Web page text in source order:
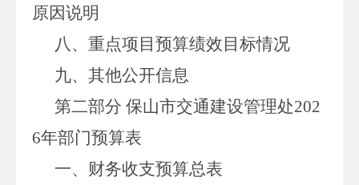
原因说明
八、重点项目预算绩效目标情况
九、其他公开信息
第二部分 保山市交通建设管理处202
6年部门预算表
一、财务收支预算总表